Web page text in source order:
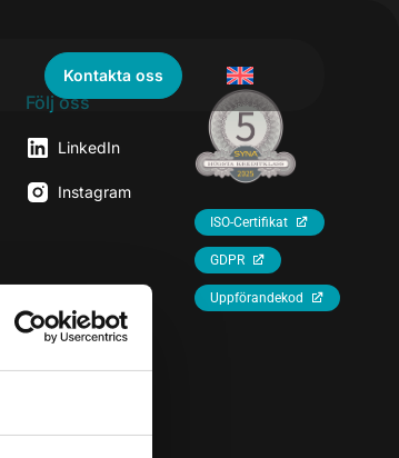
Kontakta oss
Följ oss
LinkedIn
Instagram
ISO-Certifikat
GDPR
Uppförandekod